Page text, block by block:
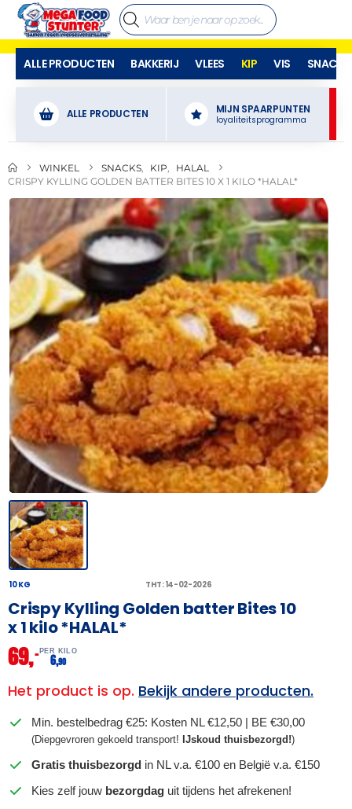
ALLE PRODUCTEN BAKKERIJ VLEES KIP VIS SNACKS
ALLE PRODUCTEN MIJN SPAARPUNTEN
loyaliteitsprogramma
WINKEL SNACKS KIP
HALAL
CRISPY KYLLING GOLDEN BATTER BITES 10 X 1 KILO *HALAL*
10 KG THT: 14-02-2026
Crispy Kylling Golden batter Bites 10
x 1 kilo *HALAL*
69,– PER KILO
6,90
Het product is op. Bekijk andere producten.
Min. bestelbedrag €25: Kosten NL €12,50 | BE €30,00
(Diepgevroren gekoeld transport! IJskoud thuisbezorgd!)
Gratis thuisbezorgd in NL v.a. €100 en België v.a. €150
Kies zelf jouw bezorgdag uit tijdens het afrekenen!